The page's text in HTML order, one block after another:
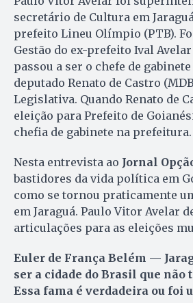
secretário de Cultura em
prefeito Lineu Olímpio (PTB).
Gestão do ex-prefeito Ival
passou a ser o chefe de
deputado Renato de Castro
Legislativa. Quando Renato de
eleição para Prefeito de
chefia de gabinete na prefeitura.
Nesta entrevista ao Jornal
bastidores da vida política em
como se tornou praticamente
em Jaraguá. Paulo Vitor Avelar
articulações para as eleições
Euler de França Belém —
ser a cidade do Brasil que não
Essa fama é verdadeira ou foi